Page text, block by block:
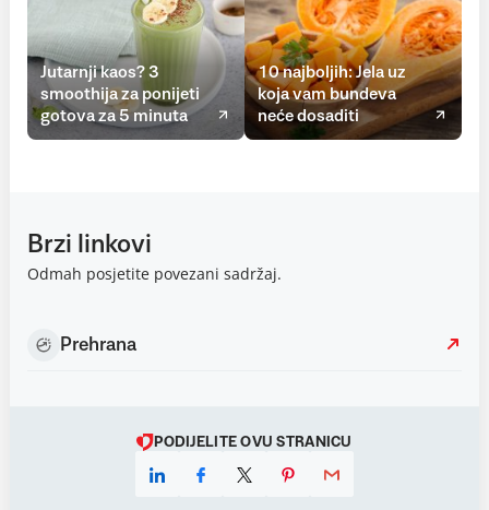
Jutarnji kaos? 3
smoothija za ponijeti
gotova za 5 minuta
10 najboljih: Jela uz
koja vam bundeva
neće dosaditi
Brzi linkovi
Odmah posjetite povezani sadržaj.
Prehrana
PODIJELITE OVU STRANICU